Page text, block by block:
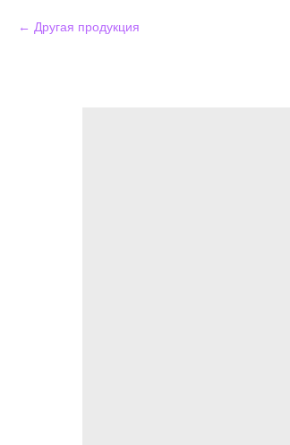
Другая продукция